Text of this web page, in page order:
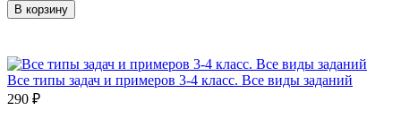
В корзину
Все типы задач и примеров 3-4 класс. Все виды заданий
290 ₽